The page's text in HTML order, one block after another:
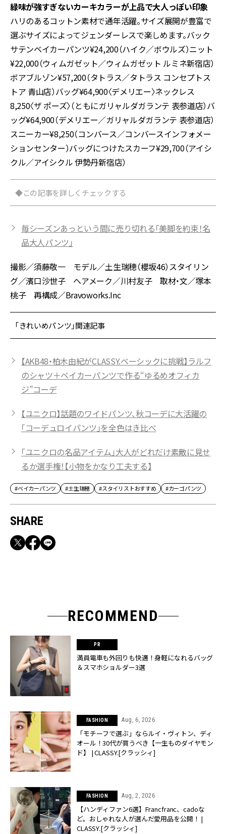
緑味が強すぎないカーキカラーが上品で大人っぽい印象
ハリのあるコットン素材で通年活躍。サイズ展開が豊富で
選ぶサイズによってジェンダーレスで楽しめます。バック
サテンベイカーパンツ¥24,200（ハイク／ボウルズ）ニット
¥22,000（ウィムガゼット／ウィムガゼット ルミネ新宿店）
ボアブルゾン¥57,200（タトラス／タトラス コンセプトス
トア 青山店）バッグ¥64,900〈デメリエー〉ネックレス
8,250〈ザ ポーズ〉（ともにガリャルダガランテ 表参道店）バ
ッグ¥64,900（デメリエー／ガリャルダガランテ 表参道店）
スニーカー¥8,250（コンバース／コンバースインフォメー
ションセンター）バッグにつけたスカーフ¥29,700（アイシ
クル／アイシクル 伊勢丹新宿店）
◆この記事を詳しくチェックする
毎シーズンあっという間に売り切れる「美脚を約束！名
品大人パンツ」
撮影／須藤敬一 モデル／土生瑞穂（櫻坂46）スタイリン
グ／濱口沙世子 ヘアメーク／川村友子 取材・文／塚本
桃子 再構成／Bravoworks.Inc
「きれいめパンツ」関連記事
【AKB48・柏木由紀がCLASSY.ベーシックに挑戦】ラルフ
のシャツ＋ベイカーパンツで作る“ゆるめオフィカ
ジ”コーデ
【ユニクロ】話題のワイドパンツ、秋コーデに大活躍の
「コーデュロイパンツ」を全色はき比べ
「ユニクロの名品アイテム」大人がどれだけ素敵に見せ
るか選手権！【小物をかなり工夫する】
#ベイカーパンツ #土生瑞穂 #スタイリストおすすめ #カーゴパンツ
SHARE
RECOMMEND
満員電車も外回りも快適！身軽になれるバッグ
＆スマホショルダー3選
FASHION Aug, 6, 2026
「モチーフで選ぶ」ならルイ・ヴィトン、ディ
オール！30代が買うべき【一生ものダイヤモン
ド】 | CLASSY.[クラッシィ]
FASHION Aug, 2, 2026
【ハンディファン6選】Francfranc、cadoな
ど。おしゃれな人が選んだ愛用品を公開！ |
CLASSY.[クラッシィ]